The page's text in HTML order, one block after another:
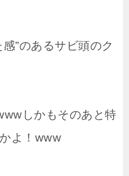
”のあるサビ頭のク
しかもそのあと特
よ！www